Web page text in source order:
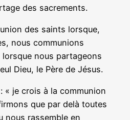
des sacrements.
des saints lorsque,
nous communions
nous partageons
Dieu, le Père de Jésus.
« je crois à la communion
que par delà toutes
nous rassemble en